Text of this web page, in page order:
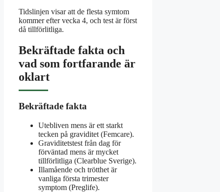
Tidslinjen visar att de flesta symtom
kommer efter vecka 4, och test är först
då tillförlitliga.
Bekräftade fakta och
vad som fortfarande är
oklart
Bekräftade fakta
Utebliven mens är ett starkt
tecken på graviditet (Femcare).
Graviditetstest från dag för
förväntad mens är mycket
tillförlitliga (Clearblue Sverige).
Illamående och trötthet är
vanliga första trimester
symptom (Preglife).